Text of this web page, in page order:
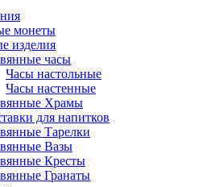
монеты
изделия
часы
Часы настольные
Часы настенные
Храмы
для напитков
Тарелки
Вазы
Кресты
Гранаты